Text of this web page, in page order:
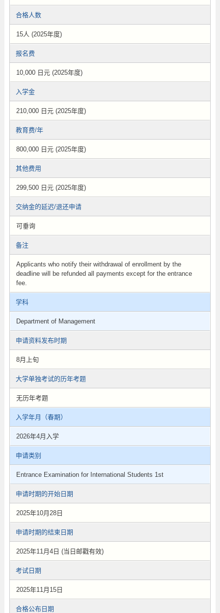
合格人数
15人 (2025年度)
报名费
10,000 日元 (2025年度)
入学金
210,000 日元 (2025年度)
教育费/年
800,000 日元 (2025年度)
其他费用
299,500 日元 (2025年度)
交纳金的延迟/退还申请
可垂询
备注
Applicants who notify their withdrawal of enrollment by the
deadline will be refunded all payments except for the entrance
fee.
学科
Department of Management
申请资料发布时期
8月上旬
大学单独考试的历年考题
无历年考题
入学年月（春期）
2026年4月入学
申请类别
Entrance Examination for International Students 1st
申请时期的开始日期
2025年10月28日
申请时期的结束日期
2025年11月4日 (当日邮戳有效)
考试日期
2025年11月15日
合格公布日期